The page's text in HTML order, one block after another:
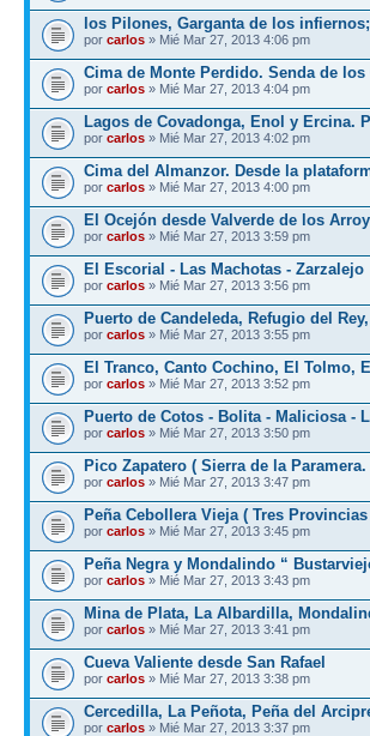
los Pilones, Garganta de los
por carlos » Mié Mar 27, 2013 4:06 pm
Cima de Monte Perdido. Senda de los
por carlos » Mié Mar 27, 2013 4:04 pm
Lagos de Covadonga, Enol y Ercina.
por carlos » Mié Mar 27, 2013 4:02 pm
Cima del Almanzor. Desde la
por carlos » Mié Mar 27, 2013 4:00 pm
El Ocejón desde Valverde de los
por carlos » Mié Mar 27, 2013 3:59 pm
El Escorial - Las Machotas - Zarzalejo
por carlos » Mié Mar 27, 2013 3:56 pm
Puerto de Candeleda, Refugio del
por carlos » Mié Mar 27, 2013 3:55 pm
El Tranco, Canto Cochino, El Tolmo,
por carlos » Mié Mar 27, 2013 3:52 pm
Puerto de Cotos - Bolita - Maliciosa -
por carlos » Mié Mar 27, 2013 3:50 pm
Pico Zapatero ( Sierra de la
por carlos » Mié Mar 27, 2013 3:47 pm
Peña Cebollera Vieja ( Tres
por carlos » Mié Mar 27, 2013 3:45 pm
Peña Negra y Mondalindo “
por carlos » Mié Mar 27, 2013 3:43 pm
Mina de Plata, La Albardilla,
por carlos » Mié Mar 27, 2013 3:41 pm
Cueva Valiente desde San Rafael
por carlos » Mié Mar 27, 2013 3:38 pm
Cercedilla, La Peñota, Peña del
por carlos » Mié Mar 27, 2013 3:37 pm